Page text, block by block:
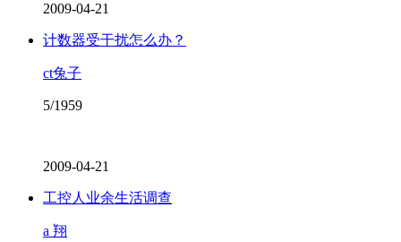
2009-04-21
计数器受干扰怎么办？
ct兔子
5/1959
2009-04-21
工控人业余生活调查
a 翔